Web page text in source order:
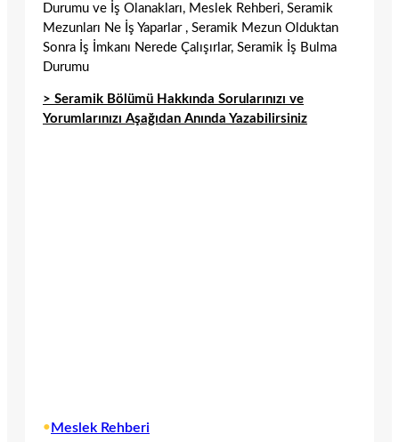
Durumu ve İş Olanakları, Meslek Rehberi, Seramik
Mezunları Ne İş Yaparlar , Seramik Mezun Olduktan
Sonra İş İmkanı Nerede Çalışırlar, Seramik İş Bulma
Durumu
> Seramik Bölümü Hakkında Sorularınızı ve
Yorumlarınızı Aşağıdan Anında Yazabilirsiniz
• Meslek Rehberi